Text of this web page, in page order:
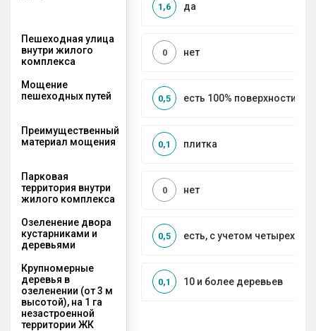
да
1,6
Пешеходная улица
внутри жилого
комплекса
нет
0
Мощение
пешеходных путей
есть 100% поверхности
0,5
Преимущественный
материал мощения
плитка
0,1
Парковая
территория внутри
жилого комплекса
нет
0
Озеленение двора
кустарниками и
деревьями
есть, с учетом четырех
0,5
Крупномерные
деревья в
озеленении (от 3 м
высотой), на 1 га
незастроенной
территории ЖК
10 и более деревьев
0,1